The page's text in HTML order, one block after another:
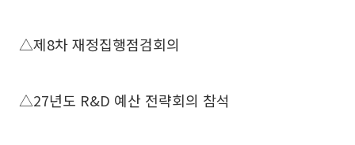
△제8차 재정집행점검회의
△27년도 R&D 예산 전략회의 참석